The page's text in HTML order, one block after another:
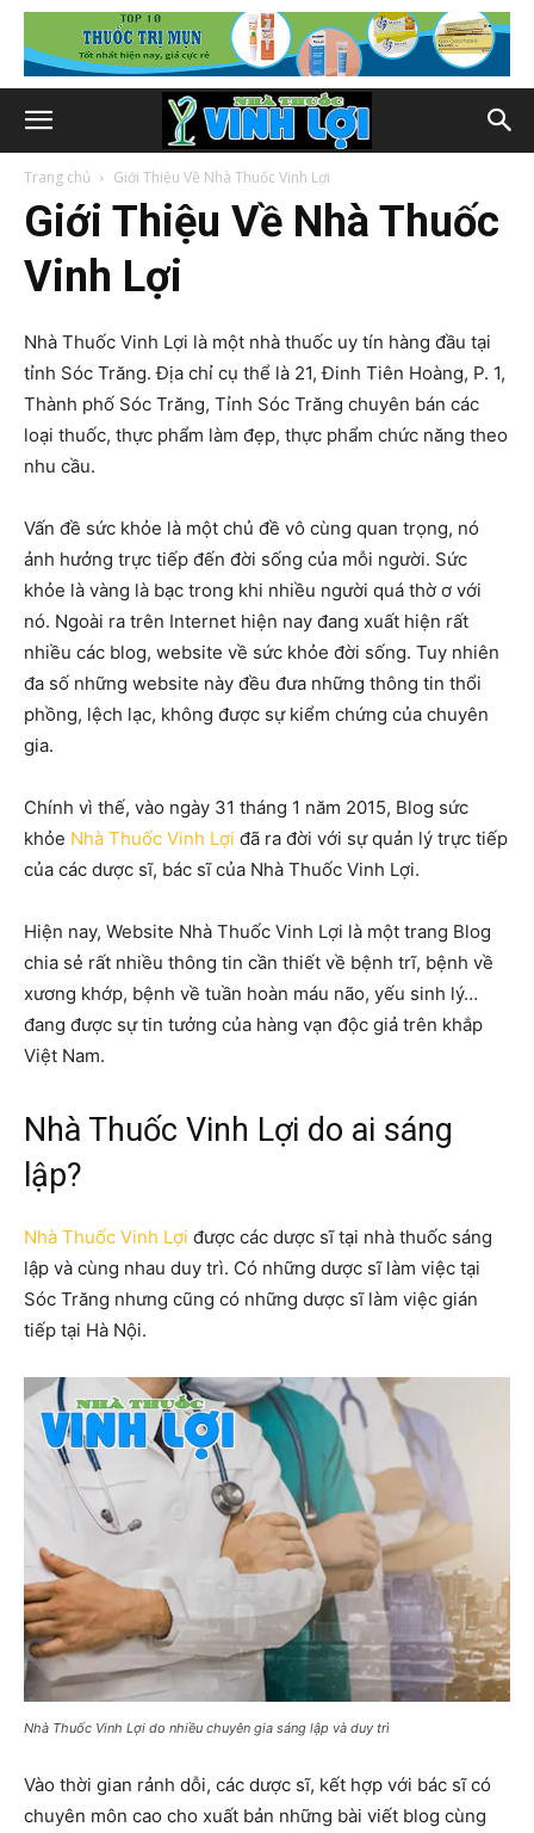
Trang chủ Giới Thiệu Về Nhà Thuốc Vinh Lợi
Giới Thiệu Về Nhà Thuốc
Vinh Lợi
Nhà Thuốc Vinh Lợi là một nhà thuốc uy tín hàng đầu tại
tỉnh Sóc Trăng. Địa chỉ cụ thể là 21, Đinh Tiên Hoàng, P. 1,
Thành phố Sóc Trăng, Tỉnh Sóc Trăng chuyên bán các
loại thuốc, thực phẩm làm đẹp, thực phẩm chức năng theo
nhu cầu.
Vấn đề sức khỏe là một chủ đề vô cùng quan trọng, nó
ảnh hưởng trực tiếp đến đời sống của mỗi người. Sức
khỏe là vàng là bạc trong khi nhiều người quá thờ ơ với
nó. Ngoài ra trên Internet hiện nay đang xuất hiện rất
nhiều các blog, website về sức khỏe đời sống. Tuy nhiên
đa số những website này đều đưa những thông tin thổi
phồng, lệch lạc, không được sự kiểm chứng của chuyên
gia.
Chính vì thế, vào ngày 31 tháng 1 năm 2015, Blog sức
khỏe Nhà Thuốc Vinh Lợi đã ra đời với sự quản lý trực tiếp
của các dược sĩ, bác sĩ của Nhà Thuốc Vinh Lợi.
Hiện nay, Website Nhà Thuốc Vinh Lợi là một trang Blog
chia sẻ rất nhiều thông tin cần thiết về bệnh trĩ, bệnh về
xương khớp, bệnh về tuần hoàn máu não, yếu sinh lý…
đang được sự tin tưởng của hàng vạn độc giả trên khắp
Việt Nam.
Nhà Thuốc Vinh Lợi do ai sáng
lập?
Nhà Thuốc Vinh Lợi được các dược sĩ tại nhà thuốc sáng
lập và cùng nhau duy trì. Có những dược sĩ làm việc tại
Sóc Trăng nhưng cũng có những dược sĩ làm việc gián
tiếp tại Hà Nội.
Nhà Thuốc Vinh Lợi do nhiều chuyên gia sáng lập và duy trì
Vào thời gian rảnh dỗi, các dược sĩ, kết hợp với bác sĩ có
chuyên môn cao cho xuất bản những bài viết blog cùng